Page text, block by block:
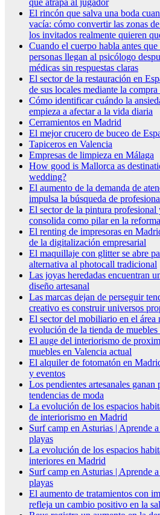
que atrapa al jugador
El rincón que salva una boda
vacía: cómo convertir las zonas
los invitados realmente quieren
Cuando el cuerpo habla antes
personas llegan al psicólogo
médicas sin respuestas claras
El sector de la restauración en
de sus locales mediante la
Cómo identificar cuándo la
empieza a afectar a la vida diaria
Cerramientos en Madrid
El mejor crucero de buceo de
Tapiceros en Valencia
Empresas de limpieza en Málaga
How good is Mallorca as
wedding?
El aumento de la demanda de
impulsa la búsqueda de
El sector de la pintura profesional
consolida como pilar en la
El renting de impresoras en
de la digitalización empresarial
El maquillaje con glitter se abre
alternativa al photocall tradicional
Las joyas heredadas encuentran
diseño artesanal
Las marcas dejan de perseguir
creativo es construir universos
El sector del mobiliario en el área
evolución de la tienda de muebles
El auge del interiorismo de
muebles en Valencia actual
El alquiler de fotomatón en
y eventos
Los pendientes artesanales
tendencias de moda
La evolución de los espacios
de interiorismo en Madrid
Surf camp en Asturias | Aprende
playas
La evolución de los espacios
interiores en Madrid
Surf camp en Asturias | Aprende
playas
El aumento de tratamientos con
refleja un cambio positivo en la